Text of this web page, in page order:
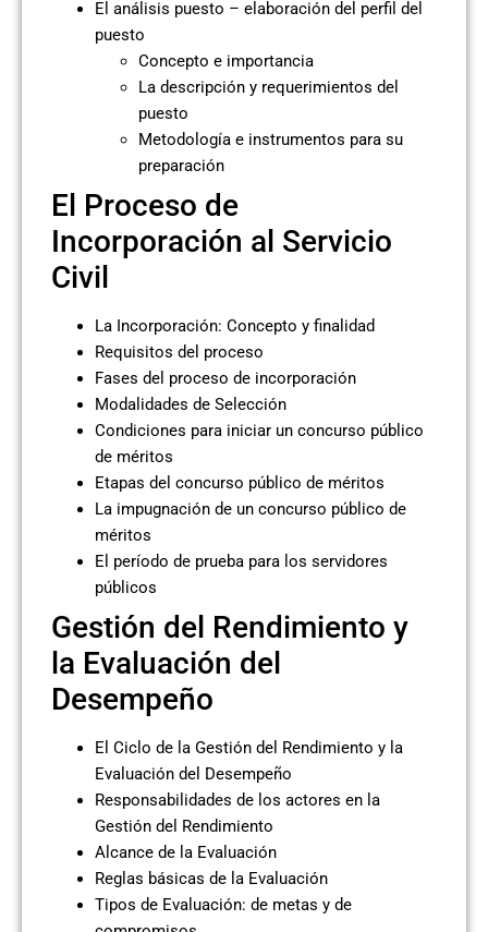
El análisis puesto – elaboración del perfil del
puesto
Concepto e importancia
La descripción y requerimientos del
puesto
Metodología e instrumentos para su
preparación
El Proceso de
Incorporación al Servicio
Civil
La Incorporación: Concepto y finalidad
Requisitos del proceso
Fases del proceso de incorporación
Modalidades de Selección
Condiciones para iniciar un concurso público
de méritos
Etapas del concurso público de méritos
La impugnación de un concurso público de
méritos
El período de prueba para los servidores
públicos
Gestión del Rendimiento y
la Evaluación del
Desempeño
El Ciclo de la Gestión del Rendimiento y la
Evaluación del Desempeño
Responsabilidades de los actores en la
Gestión del Rendimiento
Alcance de la Evaluación
Reglas básicas de la Evaluación
Tipos de Evaluación: de metas y de